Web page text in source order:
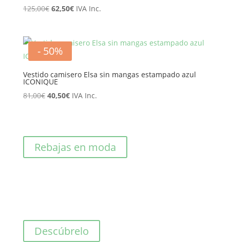
125,00€ El
era:
125,00€.
62,50€El
es:
IVA Inc.
- 50%
Vestido camisero Elsa sin mangas estampado azul
ICONIQUE
81,00€ El
era:
81,00€.
40,50€El
es:
40,50€.
IVA Inc.
Rebajas en moda
Descúbrelo